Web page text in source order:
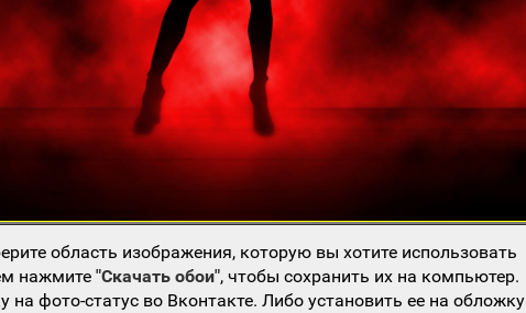
область изображения, которую вы хотите использовать
нажмите"Скачать обои", чтобы сохранить их на компьютер.
на фото-статус во Вконтакте. Либо установить ее на обложку